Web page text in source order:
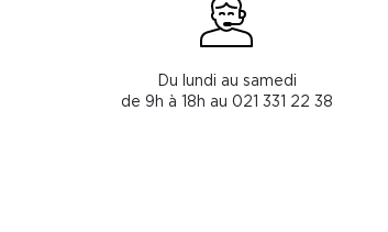
Du lundi au samedi
de 9h à 18h au 021 331 22 38